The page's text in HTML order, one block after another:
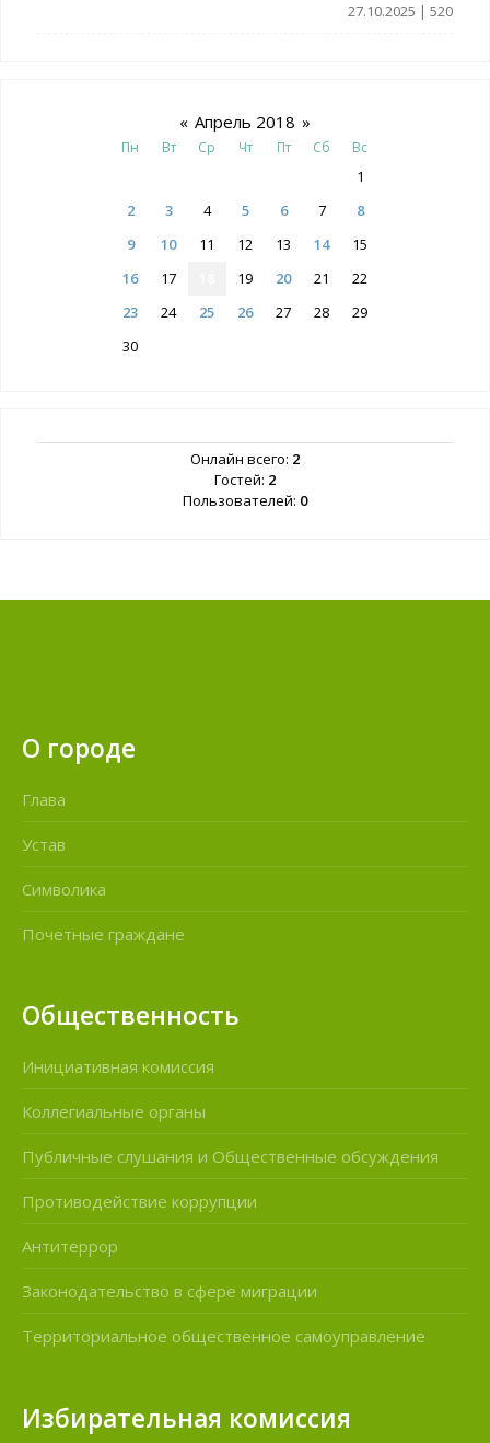
27.10.2025 | 520
« Апрель 2018 »
Пн Вт Ср Чт Пт Сб Вс
1
2
3 4 5 6 7
8
9
10 11 12 13 14
15
16
17 19 20 21
22
23
24 25 26 27 28
29
30
Онлайн всего: 2
Гостей: 2
Пользователей: 0
О городе
Глава
Устав
Символика
Почетные граждане
Общественность
Инициативная комиссия
Коллегиальные органы
Публичные слушания и Общественные обсуждения
Противодействие коррупции
Антитеррор
Законодательство в сфере миграции
Территориальное общественное самоуправление
Избирательная комиссия